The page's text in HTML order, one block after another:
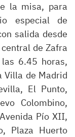
la misa, para
especial de
salida desde
de Zafra
6.45 horas,
Villa de Madrid
El Punto,
Colombino,
Pío XII,
Plaza Huerto